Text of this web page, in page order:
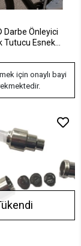
Önleyici
Tutucu Esnek
için onaylı bayi